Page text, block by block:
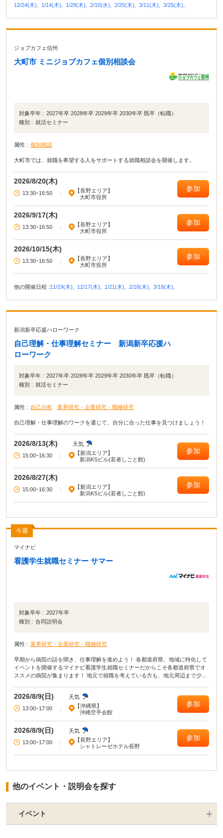
12/24(木), 1/14(木), 1/28(木), 2/10(水), 2/25(木), 3/11(木), 3/25(木),
ジョブカフェ信州
大町市 ミニジョブカフェ個別相談会
対象卒年 : 2027年卒 2028年卒 2029年卒 2030年卒 既卒（転職）
種別 : 就活セミナー
属性 : 個別相談
大町市では、就職を希望する人をサポートする就職相談会を開催します。
2026/8/20(木)
13:30~16:50
【長野エリア】
大町市役所
参加
2026/9/17(木)
13:30~16:50
【長野エリア】
大町市役所
参加
2026/10/15(木)
13:30~16:50
【長野エリア】
大町市役所
参加
他の開催日程 :11/19(木), 12/17(木), 1/21(木), 2/18(木), 3/18(木),
新潟新卒応援ハローワーク
自己理解・仕事理解セミナー 新潟新卒応援ハ
ローワーク
対象卒年 : 2027年卒 2028年卒 2029年卒 2030年卒 既卒（転職）
種別 : 就活セミナー
属性 : 自己分析 業界研究・企業研究・職種研究
自己理解・仕事理解のワークを通じて、自分に合った仕事を見つけましょう！
2026/8/13(木)
天気
15:00~16:30
【新潟エリア】
新潟KSビル(若者しごと館)
参加
2026/8/27(木)
15:00~16:30
【新潟エリア】
新潟KSビル(若者しごと館)
参加
今週
マイナビ
看護学生就職セミナー サマー
対象卒年 : 2027年卒
種別 : 合同説明会
属性 : 業界研究・企業研究・職種研究
早期から病院の話を聞き、仕事理解を進めよう！ 各都道府県、地域に特化して
イベントを開催するマイナビ看護学生就職セミナーだからこそ各都道府県でオ
ススメの病院が集まります！ 地元で就職を考えている方も、地元周辺まで少し
2026/8/9(日)
天気
13:00~17:00
【沖縄県】
沖縄空手会館
参加
2026/8/9(日)
天気
13:00~17:00
【長野エリア】
シャトレーゼホテル長野
参加
他のイベント・説明会を探す
イベント